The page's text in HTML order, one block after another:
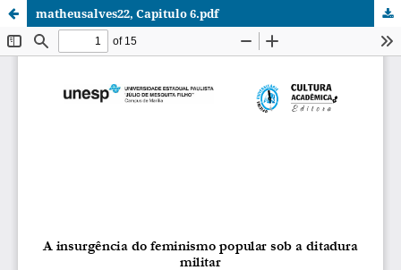
matheusalves22, Capitulo 6.pdf